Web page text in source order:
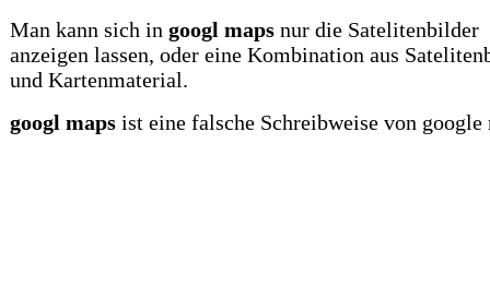
Man kann sich in googl mapsnur die Satelitenbilder
anzeigen lassen, oder eine Kombination aus
und Kartenmaterial.
googl mapsist eine falsche Schreibweise von google